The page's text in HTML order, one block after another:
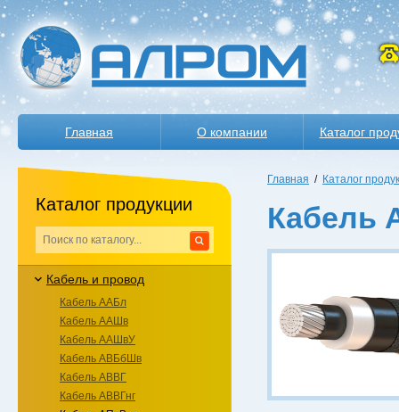
Главная О компании Каталог
Каталог продукции
Кабель и провод
Кабель ААБл
Кабель ААШв
Кабель ААШвУ
Кабель АВБбШв
Кабель АВВГ
Кабель АВВГнг
Главная / Каталог
Кабель